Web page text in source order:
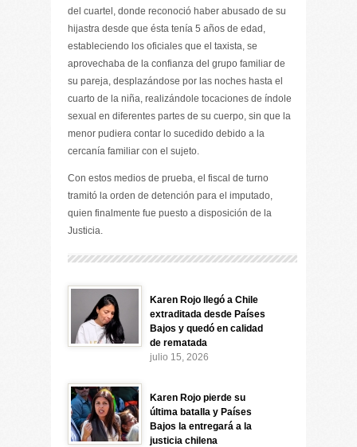
del cuartel, donde reconoció haber abusado de su
hijastra desde que ésta tenía 5 años de edad,
estableciendo los oficiales que el taxista, se
aprovechaba de la confianza del grupo familiar de
su pareja, desplazándose por las noches hasta el
cuarto de la niña, realizándole tocaciones de índole
sexual en diferentes partes de su cuerpo, sin que la
menor pudiera contar lo sucedido debido a la
cercanía familiar con el sujeto.
Con estos medios de prueba, el fiscal de turno
tramitó la orden de detención para el imputado,
quien finalmente fue puesto a disposición de la
Justicia.
Karen Rojo llegó a Chile
extraditada desde Países
Bajos y quedó en calidad
de rematada
julio 15, 2026
Karen Rojo pierde su
última batalla y Países
Bajos la entregará a la
justicia chilena